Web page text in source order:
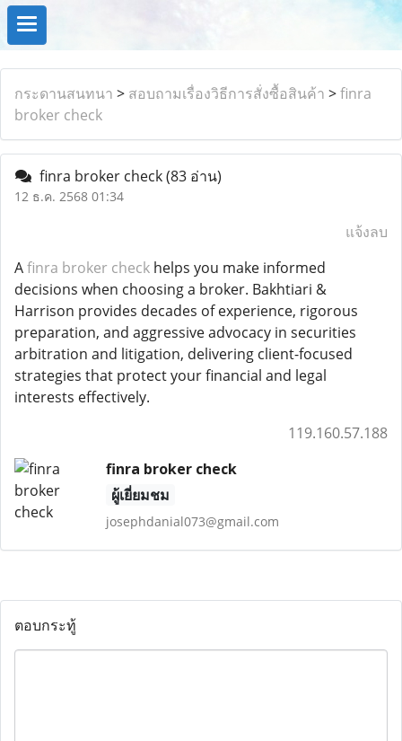
กระดานสนทนา > สอบถามเรื่องวิธีการสั่งซื้อสินค้า >finra
broker check
finra broker check(83 อ่าน)
12 ธ.ค. 2568 01:34
แจ้งลบ
Afinra broker check helps you make informed
decisions when choosing a broker. Bakhtiari &
Harrison provides decades of experience, rigorous
preparation, and aggressive advocacy in securities
arbitration and litigation, delivering client-focused
strategies that protect your financial and legal
interests effectively.
119.160.57.188
finra broker check
ผู้เยี่ยมชม
josephdanial073@gmail.com
ตอบกระทู้